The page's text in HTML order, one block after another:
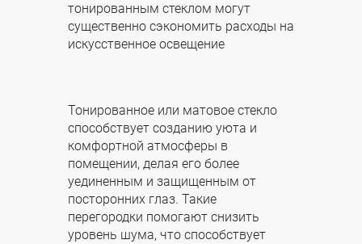
тонированным стеклом могут
существенно сэкономить расходы на
искусственное освещение
Тонированное или матовое стекло
способствует созданию уюта и
комфортной атмосферы в
помещении, делая его более
уединенным и защищенным от
посторонних глаз. Такие
перегородки помогают снизить
уровень шума, что способствует